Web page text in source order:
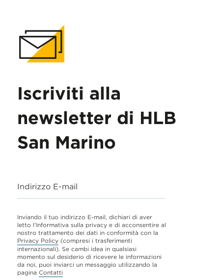
Iscriviti alla
newsletter di HLB
San Marino
Indirizzo E-mail
Inviando il tuo indirizzo E-mail, dichiari di aver
letto l'Informativa sulla privacy e di acconsentire al
nostro trattamento dei dati in conformità con la
Privacy Policy (compresi i trasferimenti
internazionali). Se cambi idea in qualsiasi
momento sul desiderio di ricevere le informazioni
da noi, puoi inviarci un messaggio utilizzando la
pagina Contatti